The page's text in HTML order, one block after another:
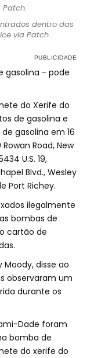
dentro das
via Patch.
gasolina - pode
do Xerife do
de gasolina e
gasolina em 16
Road, New
U.S. 19,
Blvd., Wesley
Port Richey.
ilegalmente
bombas de
cartão de
Moody, disse ao
observaram um
durante os
Dade foram
bomba de
do xerife do